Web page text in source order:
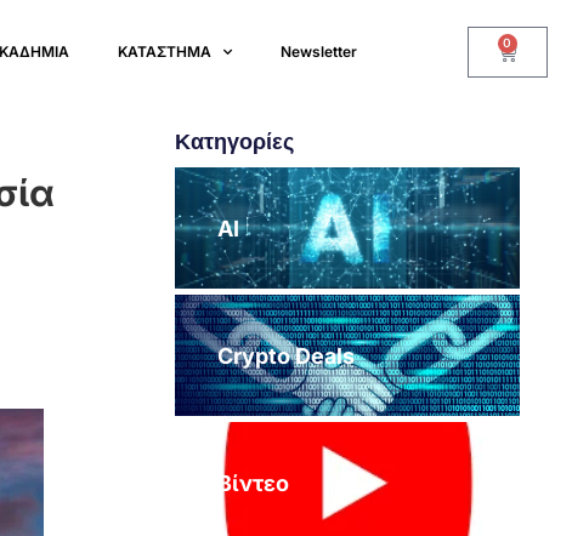
ΚΑΤΑΣΤΗΜΑ Newsletter 0
Κατηγορίες
AI
Crypto Deals
Βίντεο